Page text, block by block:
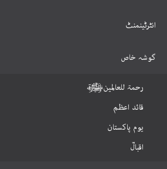
انٹرٹینمنٹ
گوشہ خاص
رحمۃ للعالمینﷺ
قائد اعظم
یوم پاکستان
اقبالؒ